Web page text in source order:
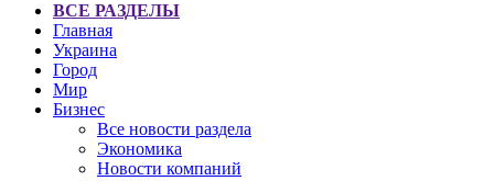
ВСЕ РАЗДЕЛЫ
Главная
Украина
Город
Мир
Бизнес
Все новости раздела
Экономика
Новости компаний